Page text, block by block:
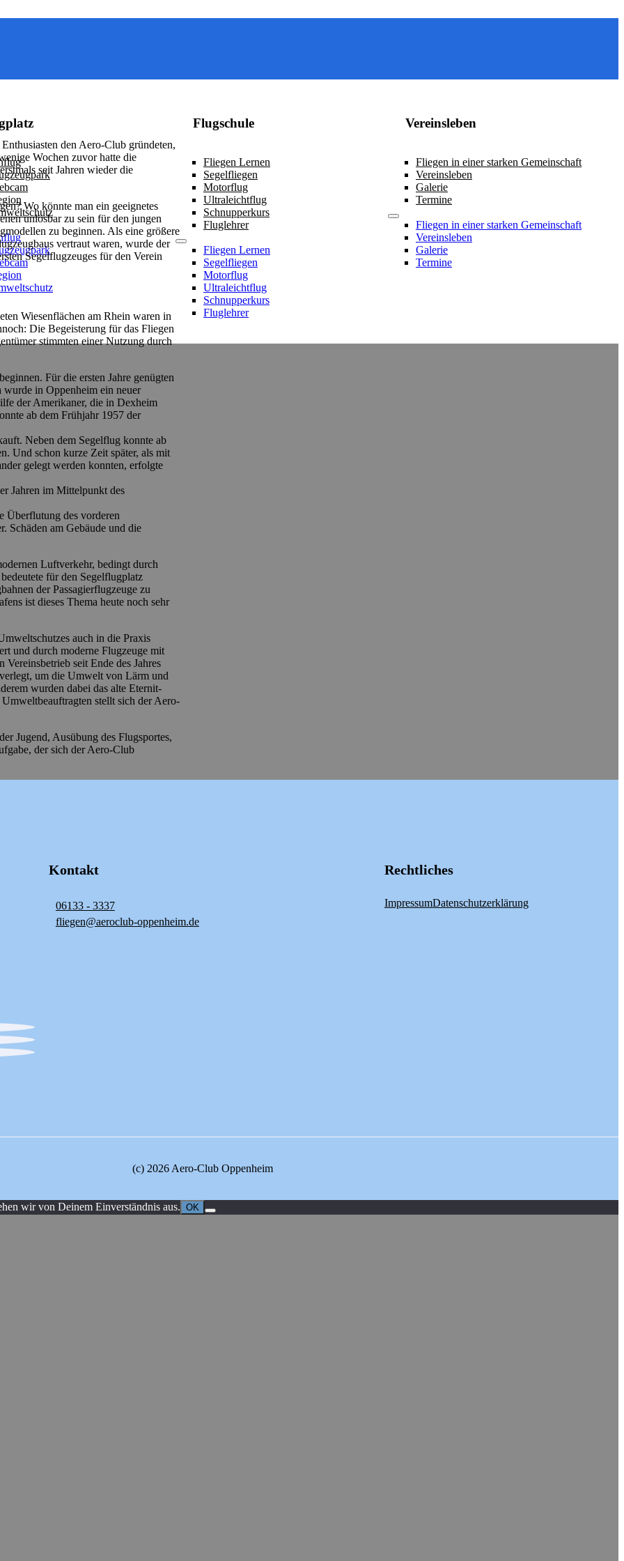
Flugschule
Fliegen Lernen
Segelfliegen
Motorflug
Ultraleichtflug
Schnupperkurs
Fluglehrer
Fliegen Lernen
Segelfliegen
Motorflug
Ultraleichtflug
Schnupperkurs
Fluglehrer
Vereinsleben
Fliegen in einer starken Gemeinschaft
Vereinsleben
Galerie
Termine
Fliegen in einer starken Gemeinschaft
Vereinsleben
Galerie
Termine
den Aero-Club gründeten,
Wochen zuvor hatte die
seit Jahren wieder die
Wo könnte man ein geeignetes
unlösbar zu sein für den jungen
zu beginnen. Als eine größere
vertraut waren, wurde der
Segelflugzeuges für den Verein
Wiesenflächen am Rhein waren in
Die Begeisterung für das Fliegen
stimmten einer Nutzung durch
Für die ersten Jahre genügten
wurde in Oppenheim ein neuer
der Amerikaner, die in Dexheim
ab dem Frühjahr 1957 der
Neben dem Segelflug konnte ab
Und schon kurze Zeit später, als mit
gelegt werden konnten, erfolgte
Jahren im Mittelpunkt des
Überflutung des vorderen
Schäden am Gebäude und die
Luftverkehr, bedingt durch
für den Segelflugplatz
der Passagierflugzeuge zu
ist dieses Thema heute noch sehr
auch in die Praxis
und durch moderne Flugzeuge mit
seit Ende des Jahres
um die Umwelt von Lärm und
wurden dabei das alte Eternit-
stellt sich der Aero-
Jugend, Ausübung des Flugsportes,
der sich der Aero-Club
Kontakt
06133 - 3337
fliegen@aeroclub-oppenheim.de
Rechtliches
ImpressumDatenschutzerklärung
(c) 2026 Aero-Club Oppenheim
wir von Deinem Einverständnis aus. OK